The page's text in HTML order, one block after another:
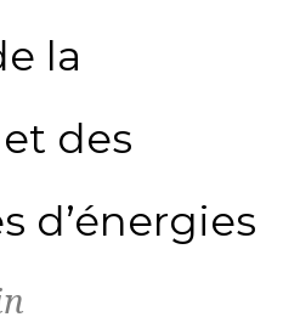
la
des
d’énergies